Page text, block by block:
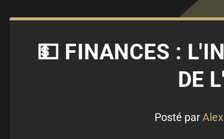
💵 FINANCES :
DE
Posté par